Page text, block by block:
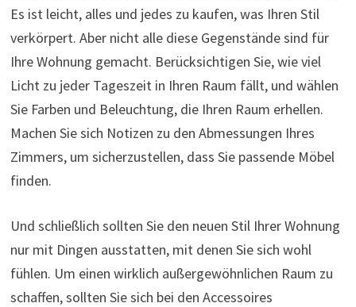
Es ist leicht, alles und jedes zu kaufen, was Ihren Stil
verkörpert. Aber nicht alle diese Gegenstände sind für
Ihre Wohnung gemacht. Berücksichtigen Sie, wie viel
Licht zu jeder Tageszeit in Ihren Raum fällt, und wählen
Sie Farben und Beleuchtung, die Ihren Raum erhellen.
Machen Sie sich Notizen zu den Abmessungen Ihres
Zimmers, um sicherzustellen, dass Sie passende Möbel
finden.
Und schließlich sollten Sie den neuen Stil Ihrer Wohnung
nur mit Dingen ausstatten, mit denen Sie sich wohl
fühlen. Um einen wirklich außergewöhnlichen Raum zu
schaffen, sollten Sie sich bei den Accessoires